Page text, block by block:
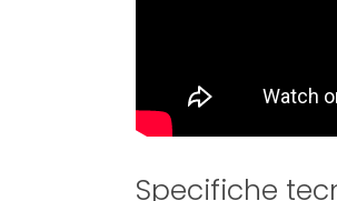
Specifiche